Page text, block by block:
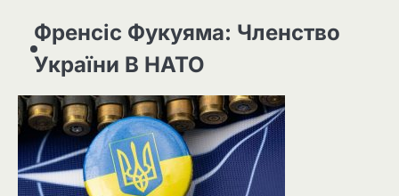
Френсіс Фукуяма: Членство
України В НАТО